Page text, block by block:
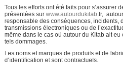
Tous les efforts ont été faits pour s’assurer
présentées sur www.autourdukitab.fr,
responsable des conséquences, incidents,
transmissions électroniques ou de
même dans le cas où autour du Kitab ait
tels dommages.
Les noms et marques de produits et de
d’identification et sont contractuels.